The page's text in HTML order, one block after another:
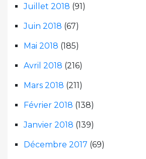
Juillet 2018 (91)
Juin 2018 (67)
Mai 2018 (185)
Avril 2018 (216)
Mars 2018 (211)
Février 2018 (138)
Janvier 2018 (139)
Décembre 2017 (69)